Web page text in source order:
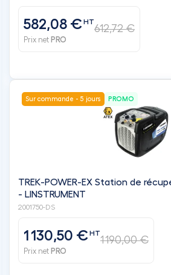
582,08 €HT
Prix net PRO
612,72 €
Sur commande - 5 jours PROMO
TREK-POWER-EX Station de
- LINSTRUMENT
2001750-DS
1 130,50 €HT
Prix net PRO
1 190,00 €